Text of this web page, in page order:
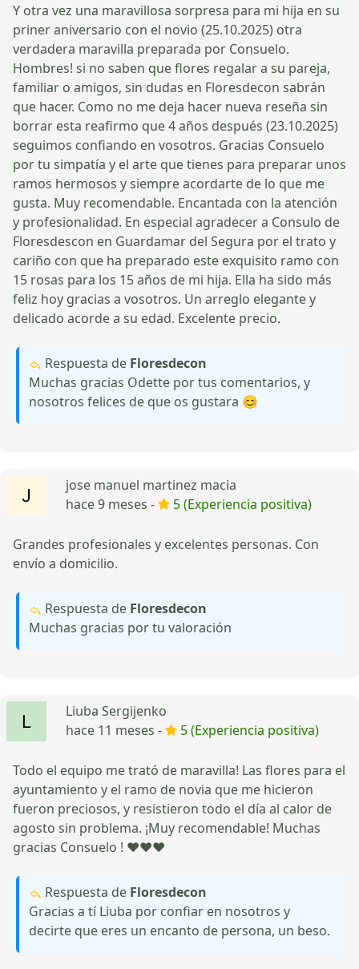
Y otra vez una maravillosa sorpresa para mi hija en su
priner aniversario con el novio (25.10.2025) otra
verdadera maravilla preparada por Consuelo.
Hombres! si no saben que flores regalar a su pareja,
familiar o amigos, sin dudas en Floresdecon sabrán
que hacer. Como no me deja hacer nueva reseña sin
borrar esta reafirmo que 4 años después (23.10.2025)
seguimos confiando en vosotros. Gracias Consuelo
por tu simpatía y el arte que tienes para preparar unos
ramos hermosos y siempre acordarte de lo que me
gusta. Muy recomendable. Encantada con la atención
y profesionalidad. En especial agradecer a Consulo de
Floresdescon en Guardamar del Segura por el trato y
cariño con que ha preparado este exquisito ramo con
15 rosas para los 15 años de mi hija. Ella ha sido más
feliz hoy gracias a vosotros. Un arreglo elegante y
delicado acorde a su edad. Excelente precio.
Respuesta de Floresdecon
Muchas gracias Odette por tus comentarios, y
nosotros felices de que os gustara 😊
jose manuel martinez macia
hace 9 meses -
5 (Experiencia positiva)
Grandes profesionales y excelentes personas. Con
envío a domicilio.
Respuesta de Floresdecon
Muchas gracias por tu valoración
Liuba Sergijenko
hace 11 meses -
5 (Experiencia positiva)
Todo el equipo me trató de maravilla! Las flores para el
ayuntamiento y el ramo de novia que me hicieron
fueron preciosos, y resistieron todo el día al calor de
agosto sin problema. ¡Muy recomendable! Muchas
gracias Consuelo ! ❤️❤️❤️
Respuesta de Floresdecon
Gracias a tí Liuba por confiar en nosotros y
decirte que eres un encanto de persona, un beso.